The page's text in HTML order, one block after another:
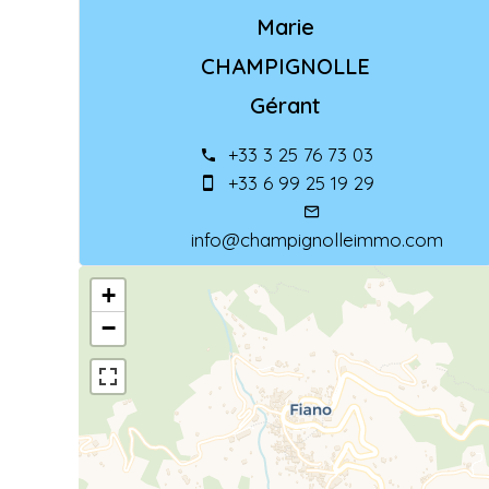
Marie
CHAMPIGNOLLE
Gérant
+33 3 25 76 73 03
+33 6 99 25 19 29
info@champignolleimmo.com
+
−